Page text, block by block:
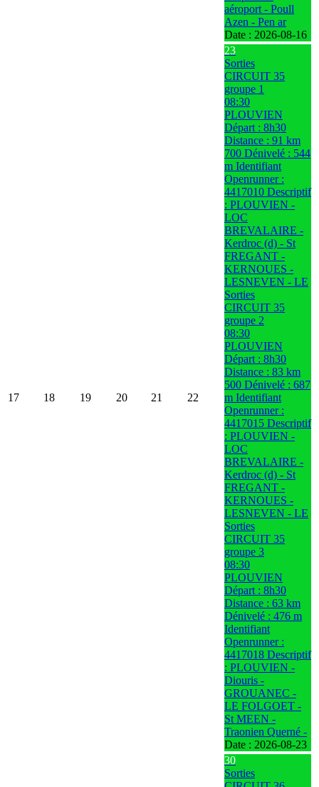
aéroport - Poull
Azen - Pen ar
Date : 2026-08-16
17 18 19 20 21 22
23
Sorties
CIRCUIT 35
groupe 1
08:30
PLOUVIEN
Départ : 8h30
Distance : 91 km
700 Dénivelé : 544
m Identifiant
Openrunner :
4417010 Descriptif
: PLOUVIEN -
LOC
BREVALAIRE -
Kerdroc (d) - St
FREGANT -
KERNOUES -
LESNEVEN - LE
Sorties
CIRCUIT 35
groupe 2
08:30
PLOUVIEN
Départ : 8h30
Distance : 83 km
500 Dénivelé : 687
m Identifiant
Openrunner :
4417015 Descriptif
: PLOUVIEN -
LOC
BREVALAIRE -
Kerdroc (d) - St
FREGANT -
KERNOUES -
LESNEVEN - LE
Sorties
CIRCUIT 35
groupe 3
08:30
PLOUVIEN
Départ : 8h30
Distance : 63 km
Dénivelé : 476 m
Identifiant
Openrunner :
4417018 Descriptif
: PLOUVIEN -
Diouris -
GROUANEC -
LE FOLGOET -
St MEEN -
Traonien Querné -
Date : 2026-08-23
30
Sorties